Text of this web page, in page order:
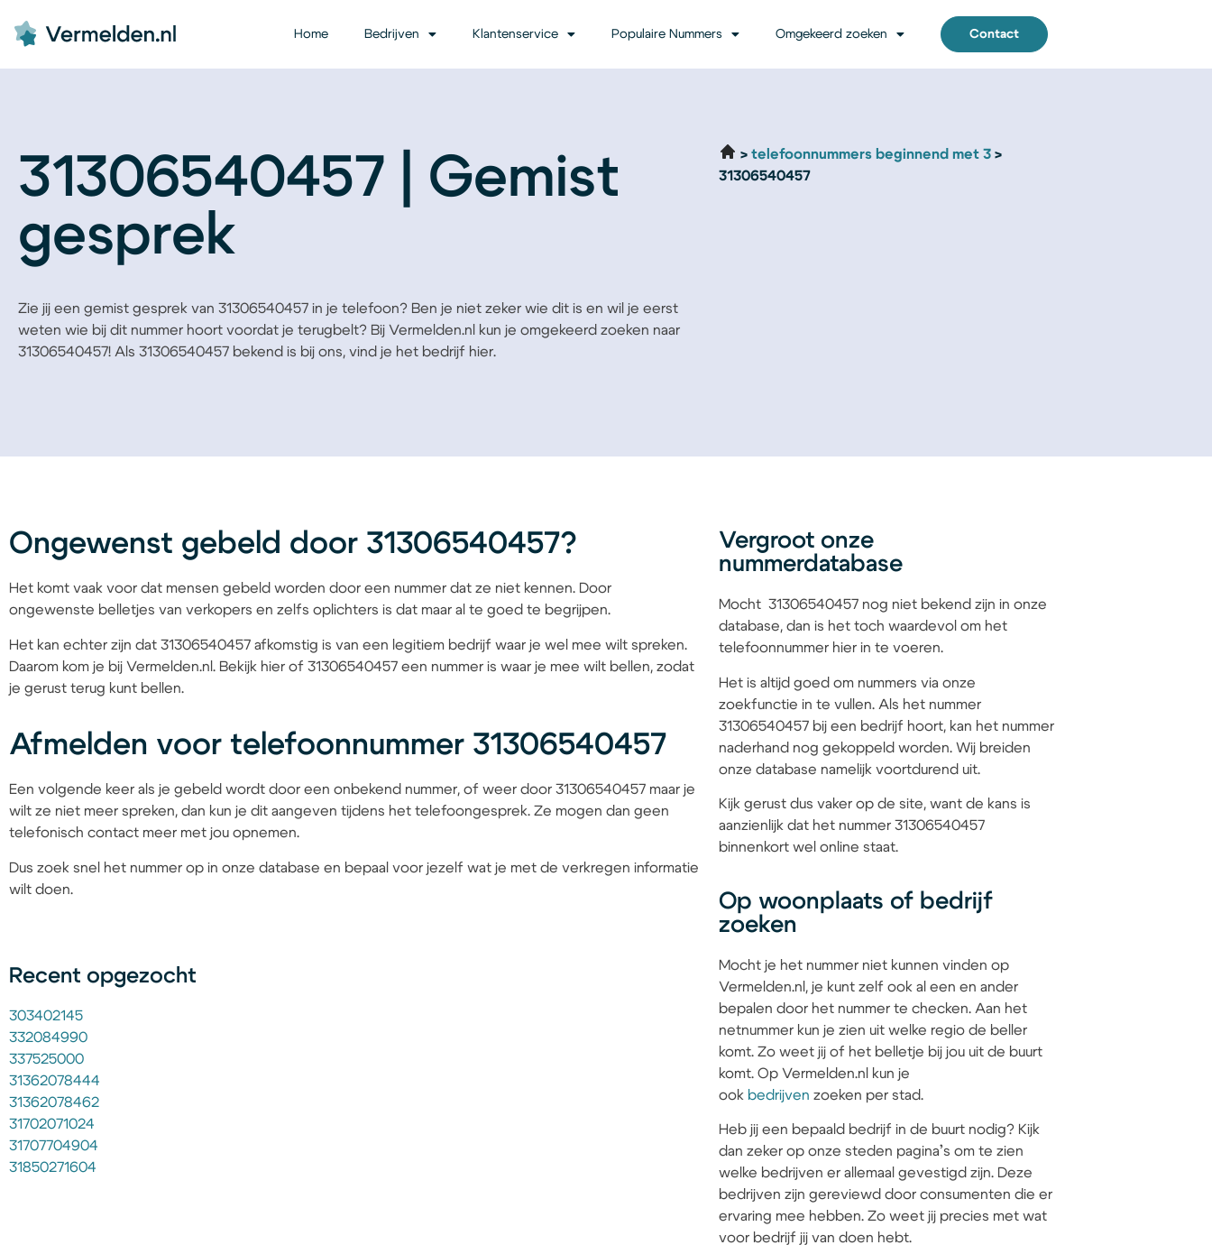
Home Bedrijven Klantenservice Populaire Nummers Omgekeerd zoeken Contact
31306540457 | Gemist
gesprek
Zie jij een gemist gesprek van 31306540457 in je telefoon? Ben je niet zeker wie dit is en wil je eerst
weten wie bij dit nummer hoort voordat je terugbelt? Bij Vermelden.nl kun je omgekeerd zoeken naar
31306540457! Als 31306540457 bekend is bij ons, vind je het bedrijf hier.
telefoonnummers beginnend met 3
31306540457
Ongewenst gebeld door 31306540457?
Het komt vaak voor dat mensen gebeld worden door een nummer dat ze niet kennen. Door
ongewenste belletjes van verkopers en zelfs oplichters is dat maar al te goed te begrijpen.
Het kan echter zijn dat 31306540457 afkomstig is van een legitiem bedrijf waar je wel mee wilt spreken.
Daarom kom je bij Vermelden.nl. Bekijk hier of 31306540457 een nummer is waar je mee wilt bellen, zodat
je gerust terug kunt bellen.
Afmelden voor telefoonnummer 31306540457
Een volgende keer als je gebeld wordt door een onbekend nummer, of weer door 31306540457 maar je
wilt ze niet meer spreken, dan kun je dit aangeven tijdens het telefoongesprek. Ze mogen dan geen
telefonisch contact meer met jou opnemen.
Dus zoek snel het nummer op in onze database en bepaal voor jezelf wat je met de verkregen informatie
wilt doen.
Recent opgezocht
303402145
332084990
337525000
31362078444
31362078462
31702071024
31707704904
31850271604
Vergroot onze
nummerdatabase
Mocht 31306540457 nog niet bekend zijn in onze
database, dan is het toch waardevol om het
telefoonnummer hier in te voeren.
Het is altijd goed om nummers via onze
zoekfunctie in te vullen. Als het nummer
31306540457 bij een bedrijf hoort, kan het nummer
naderhand nog gekoppeld worden. Wij breiden
onze database namelijk voortdurend uit.
Kijk gerust dus vaker op de site, want de kans is
aanzienlijk dat het nummer 31306540457
binnenkort wel online staat.
Op woonplaats of bedrijf
zoeken
Mocht je het nummer niet kunnen vinden op
Vermelden.nl, je kunt zelf ook al een en ander
bepalen door het nummer te checken. Aan het
netnummer kun je zien uit welke regio de beller
komt. Zo weet jij of het belletje bij jou uit de buurt
komt. Op Vermelden.nl kun je
ook bedrijven zoeken per stad.
Heb jij een bepaald bedrijf in de buurt nodig? Kijk
dan zeker op onze steden pagina’s om te zien
welke bedrijven er allemaal gevestigd zijn. Deze
bedrijven zijn gereviewd door consumenten die er
ervaring mee hebben. Zo weet jij precies met wat
voor bedrijf jij van doen hebt.